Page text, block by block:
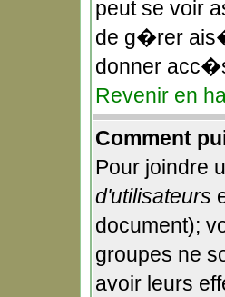
peut se voir
de g�rer
donner
Revenir en
Comment
Pour joindre
d'utilisateurs
document);
groupes ne
avoir leurs